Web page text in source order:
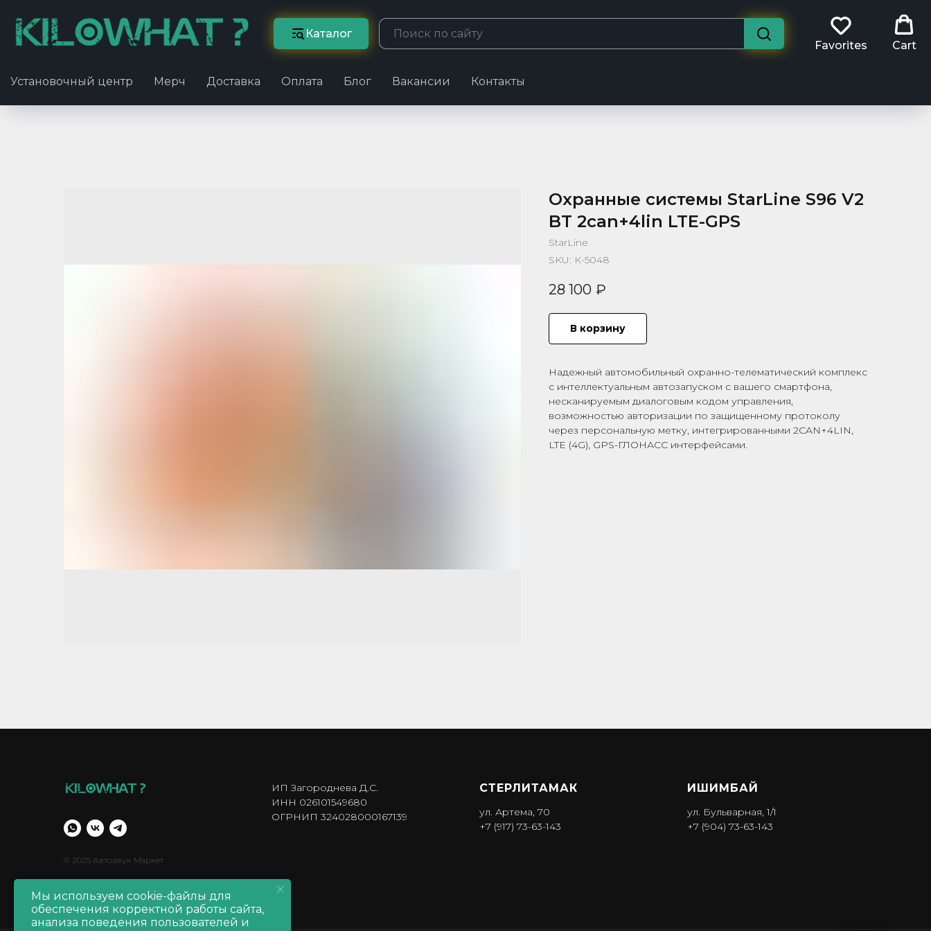
Каталог
Favorites
Cart
Установочный центр Мерч Доставка Оплата Блог Вакансии Контакты
Охранные системы StarLine S96 V2
BT 2can+4lin LTE-GPS
StarLine
SKU: К-5048
28 100 ₽
В корзину
Надежный автомобильный охранно-телематический комплекс
с интеллектуальным автозапуском с вашего смартфона,
несканируемым диалоговым кодом управления,
возможностью авторизации по защищенному протоколу
через персональную метку, интегрированными 2CAN+4LIN,
LTE (4G), GPS-ГЛОНАСС интерфейсами.
© 2025 Автозвук Маркет
ИП Загороднева Д.С.
ИНН 026101549680
ОГРНИП 324028000167139
СТЕРЛИТАМАК
ул. Артема, 70
+7 (917) 73-63-143
ИШИМБА Й
ул. Бульварная, 1/1
+7 (904) 73-63-143
Мы используем cookie-файлы для
обеспечения корректной работы сайта,
анализа поведения пользователей и